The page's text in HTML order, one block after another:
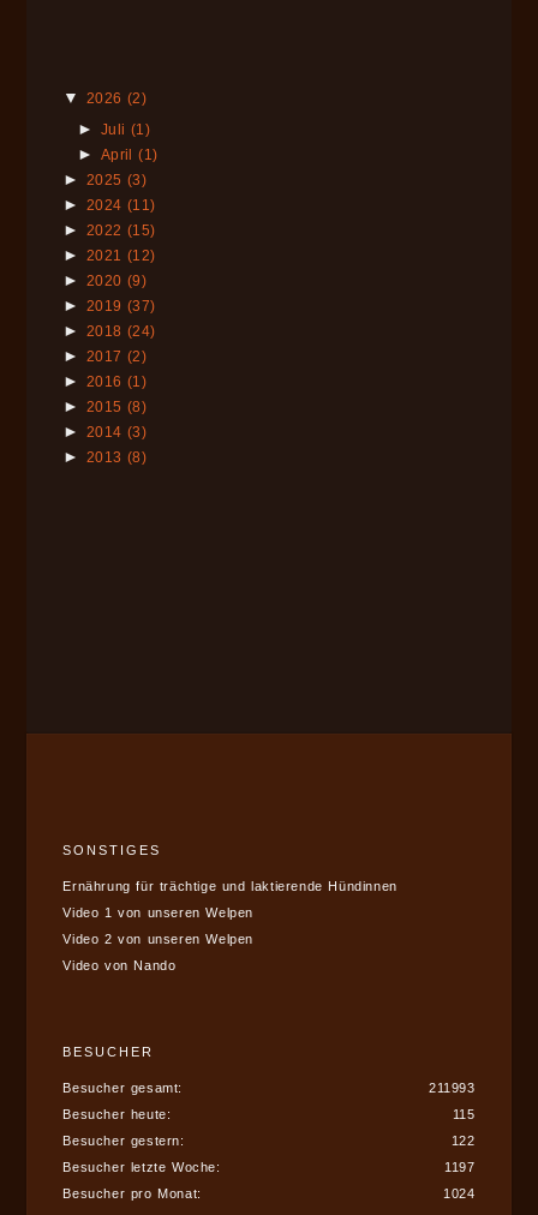
▼ 2026 (2)
► Juli (1)
► April(1)
► 2025 (3)
► 2024 (11)
► 2022 (15)
► 2021 (12)
► 2020 (9)
► 2019 (37)
► 2018 (24)
► 2017 (2)
► 2016 (1)
► 2015 (8)
► 2014 (3)
► 2013 (8)
SONSTIGES
Ernährung für trächtige und laktierende Hündinnen
Video 1 von unseren Welpen
Video 2 von unseren Welpen
Video von Nando
BESUCHER
211993
Besucher gesamt:
115
Besucher heute:
122
Besucher gestern:
1197
Besucher letzte Woche:
1024
Besucher pro Monat: